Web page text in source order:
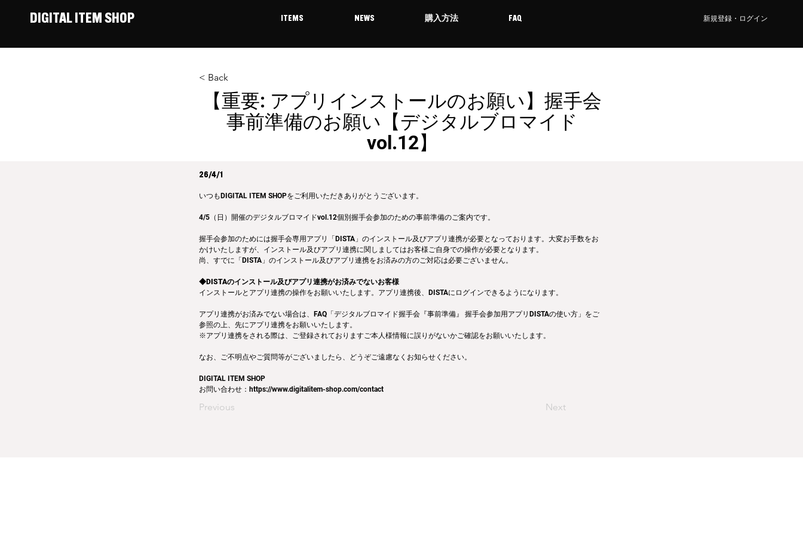
DIGITAL ITEM SHOP ITEMS NEWS 購入方法 FAQ 新規登録・ログイン
< Back
【重要: アプリインストールのお願い】握手会
事前準備のお願い【デジタルブロマイド
vol.12】
26/4/1
いつもDIGITAL ITEM SHOPをご利用いただきありがとうございます。
4/5（日）開催のデジタルブロマイドvol.12個別握手会参加のための事前準備のご案内です。
握手会参加のためには握手会専用アプリ「DISTA」のインストール及びアプリ連携が必要となっております。大変お手数をお
かけいたしますが、インストール及びアプリ連携に関しましてはお客様ご自身での操作が必要となります。
尚、すでに「DISTA」のインストール及びアプリ連携をお済みの方のご対応は必要ございません。
◆DISTAのインストール及びアプリ連携がお済みでないお客様
インストールとアプリ連携の操作をお願いいたします。アプリ連携後、DISTAにログインできるようになります。
アプリ連携がお済みでない場合は、FAQ「デジタルブロマイド握手会『事前準備』 握手会参加用アプリDISTAの使い方」をご
参照の上、先にアプリ連携をお願いいたします。
※アプリ連携をされる際は、ご登録されておりますご本人様情報に誤りがないかご確認をお願いいたします。
なお、ご不明点やご質問等がございましたら、どうぞご遠慮なくお知らせください。
DIGITAL ITEM SHOP
お問い合わせ： https://www.digitalitem-shop.com/contact
Previous Next